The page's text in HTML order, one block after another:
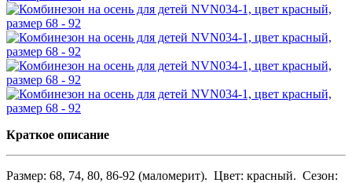
Краткое описание
Размер: 68, 74, 80, 86-92 (маломерит). Цвет: красный. Сезон: